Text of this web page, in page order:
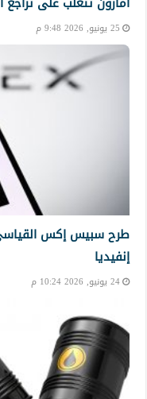
25 يونيو, 2026 9:48 م
طرح سبيس إكس
إنفيديا
24 يونيو, 2026 10:24 م